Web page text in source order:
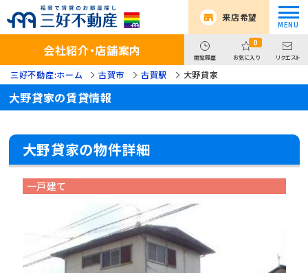
来店希望
会社紹介・店舗案内 閲覧履歴
0
お気に入り リクエスト
三好不動産:ホーム 古賀市 古賀駅 大野貸家
大野貸家の賃貸情報
大野貸家の物件詳細
一戸建て